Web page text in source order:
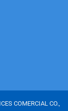
COMERCIAL CO.,